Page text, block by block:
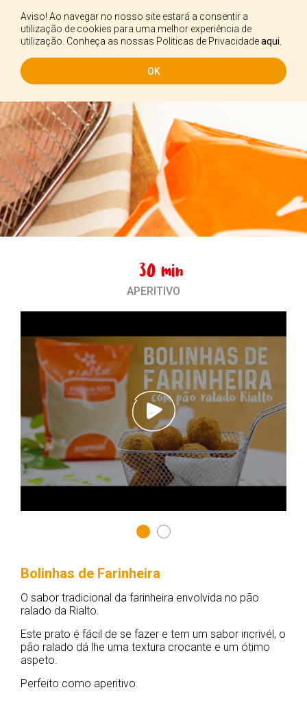
Aviso! Ao navegar no nosso site estará a consentir a
utilização de cookies para uma melhor experiência de
utilização. Conheça as nossas Politicas de Privacidadeaqui.
OK
PT
APERITIVO
30 min
Bolinhas de Farinheira
O sabor tradicional da farinheira envolvida no pão
ralado da Rialto.
Este prato é fácil de se fazer e tem um sabor incrivél, o
pão ralado dá lhe uma textura crocante e um ótimo
aspeto.
Perfeito como aperitivo.